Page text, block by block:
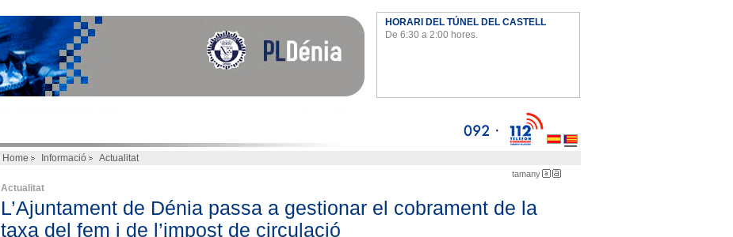
HORARI DEL TÚNEL DEL CASTELL
De 6:30 a 2:00 hores.
Home Informació Actualitat
tamany
Actualitat
L’Ajuntament de Dénia passa a gestionar el cobrament de la
taxa del fem i de l’impost de circulació